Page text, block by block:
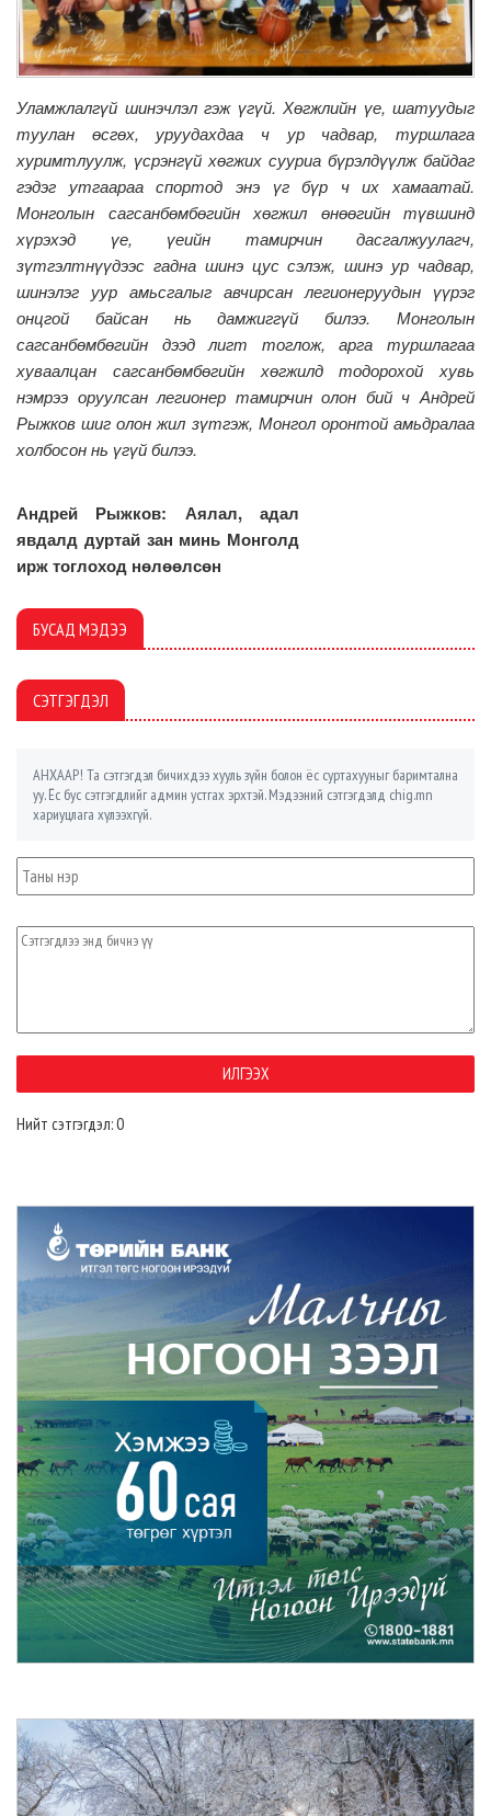
Уламжлалгүй шинэчлэл гэж үгүй. Хөгжлийн үе, шатуудыг
туулан өсгөх, уруудахдаа ч ур чадвар, туршлага
хуримтлуулж, үсрэнгүй хөгжих сууриа бүрэлдүүлж байдаг
гэдэг утгаараа спортод энэ үг бүр ч их хамаатай.
Монголын сагсанбөмбөгийн хөгжил өнөөгийн түвшинд
хүрэхэд үе, үеийн тамирчин дасгалжуулагч,
зүтгэлтнүүдээс гадна шинэ цус сэлэж, шинэ ур чадвар,
шинэлэг уур амьсгалыг авчирсан легионеруудын үүрэг
онцгой байсан нь дамжиггүй билээ. Монголын
сагсанбөмбөгийн дээд лигт тоглож, арга туршлагаа
хуваалцан сагсанбөмбөгийн хөгжилд тодорохой хувь
нэмрээ оруулсан легионер тамирчин олон бий ч Андрей
Рыжков шиг олон жил зүтгэж, Монгол оронтой амьдралаа
холбосон нь үгүй билээ.
Андрей Рыжков: Аялал, адал
явдалд дуртай зан минь Монголд
ирж тоглоход нөлөөлсөн
БУСАД МЭДЭЭ
СЭТГЭГДЭЛ
АНХААР! Та сэтгэгдэл бичихдээ хууль зүйн болон ёс суртахууныг баримтална
уу. Ёс бус сэтгэгдлийг админ устгах эрхтэй. Мэдээний сэтгэгдэлд chig.mn
хариуцлага хүлээхгүй.
Нийт сэтгэгдэл: 0